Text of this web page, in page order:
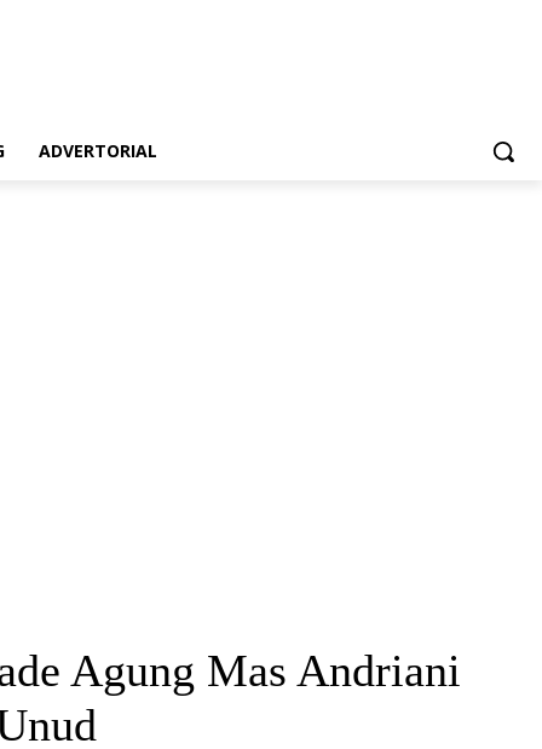
ADVERTORIAL
Agung Mas Andriani